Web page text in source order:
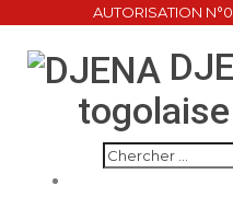
AUTORISATION